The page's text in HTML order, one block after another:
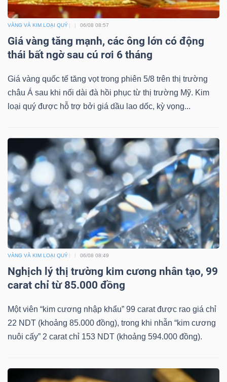
VÀNG VÀ KIM LOẠI QUÝ 06/08 08:57
Giá vàng tăng mạnh, các ông lớn có động
thái bất ngờ sau cú rơi 6 tháng
Giá vàng quốc tế tăng vọt trong phiên 5/8 trên thị trường
châu Á sau khi nối dài đà hồi phục từ thị trường Mỹ. Kim
loại quý được hỗ trợ bởi giá dầu lao dốc, kỳ vọng...
VÀNG VÀ KIM LOẠI QUÝ 06/08 08:49
Nghịch lý thị trường kim cương nhân tạo, 99
carat chỉ từ 85.000 đồng
Một viên “kim cương nhập khẩu” 99 carat được rao giá chỉ
22 NDT (khoảng 85.000 đồng), trong khi nhẫn “kim cương
nuôi cấy” 2 carat chỉ 153 NDT (khoảng 594.000 đồng).